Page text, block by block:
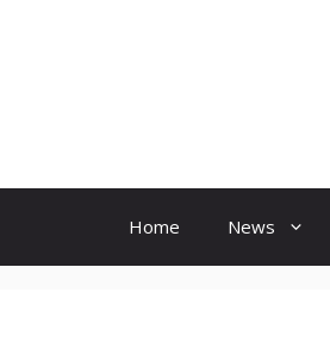
Home News